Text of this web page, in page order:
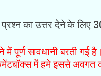
का उत्तर देने के लिए
पूर्ण सावधानी बरती गई
में हमे इससे अवगत